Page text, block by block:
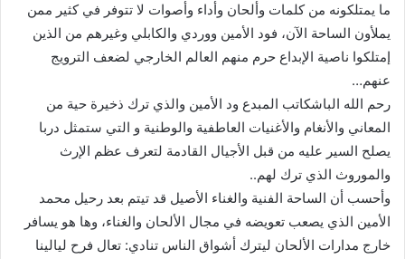
ما يمتلكونه من كلمات وألحان وأداء وأصوات لا تتوفر في كثير ممن
يملأون الساحة الآن، فود الأمين ووردي والكابلي وغيرهم من الذين
إمتلكوا ناصية الإبداع حرم منهم العالم الخارجي لضعف الترويج
عنهم…
رحم الله الباشكاتب المبدع ود الأمين والذي ترك ذخيرة حية من
المعاني والأنغام والأغنيات العاطفية والوطنية و التي ستمثل دربا
يصلح السير عليه من قبل الأجيال القادمة لتعرف عظم الإرث
والموروث الذي ترك لهم..
وأحسب أن الساحة الفنية والغناء الأصيل قد تيتم بعد رحيل محمد
الأمين الذي يصعب تعويضه في مجال الألحان والغناء، وها هو يسافر
خارج مدارات الألحان ليترك أشواق الناس تنادي: تعال فرح ليالينا